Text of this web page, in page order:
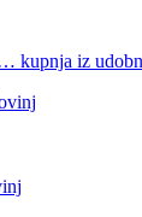
kupnja iz